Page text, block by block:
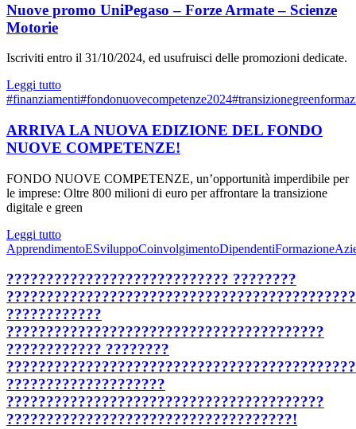
Nuove promo UniPegaso – Forze Armate – Scienze
Motorie
Iscriviti entro il 31/10/2024, ed usufruisci delle promozioni dedicate.
Leggi tutto
#finanziamenti#fondonuovecompetenze2024#transizionegreen
ARRIVA LA NUOVA EDIZIONE DEL FONDO
NUOVE COMPETENZE!
FONDO NUOVE COMPETENZE, un’opportunità imperdibile per
le imprese: Oltre 800 milioni di euro per affrontare la transizione
digitale e green
Leggi tutto
ApprendimentoESviluppoCoinvolgimentoDipendenti
???????????????????????????? ????????
????????????
????????????????????????????????????????
???????????? ????????
????????????????????
????????????????????????????????????????
????????????????????????????????????!